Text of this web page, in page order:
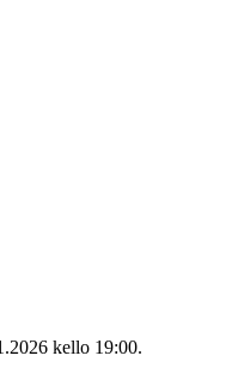
kello 19:00.